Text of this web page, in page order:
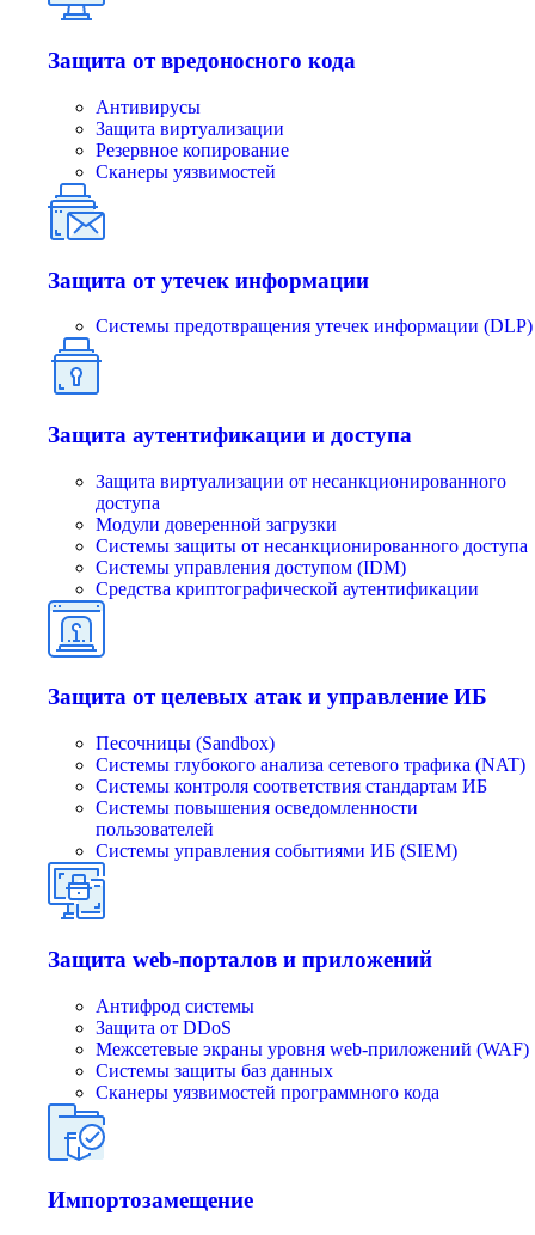
Защита от вредоносного кода
Антивирусы
Защита виртуализации
Резервное копирование
Сканеры уязвимостей
Защита от утечек информации
Системы предотвращения утечек информации (DLP)
Защита аутентификации и доступа
Защита виртуализации от несанкционированного
доступа
Модули доверенной загрузки
Системы защиты от несанкционированного доступа
Системы управления доступом (IDM)
Средства криптографической аутентификации
Защита от целевых атак и управление ИБ
Песочницы (Sandbox)
Системы глубокого анализа сетевого трафика (NAT)
Системы контроля соответствия стандартам ИБ
Системы повышения осведомленности
пользователей
Системы управления событиями ИБ (SIEM)
Защита web-порталов и приложений
Антифрод системы
Защита от DDoS
Межсетевые экраны уровня web-приложений (WAF)
Системы защиты баз данных
Сканеры уязвимостей программного кода
Импортозамещение